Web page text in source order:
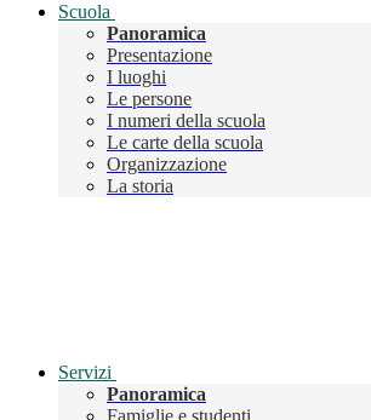
Scuola
Panoramica
Presentazione
I luoghi
Le persone
I numeri della scuola
Le carte della scuola
Organizzazione
La storia
Servizi
Panoramica